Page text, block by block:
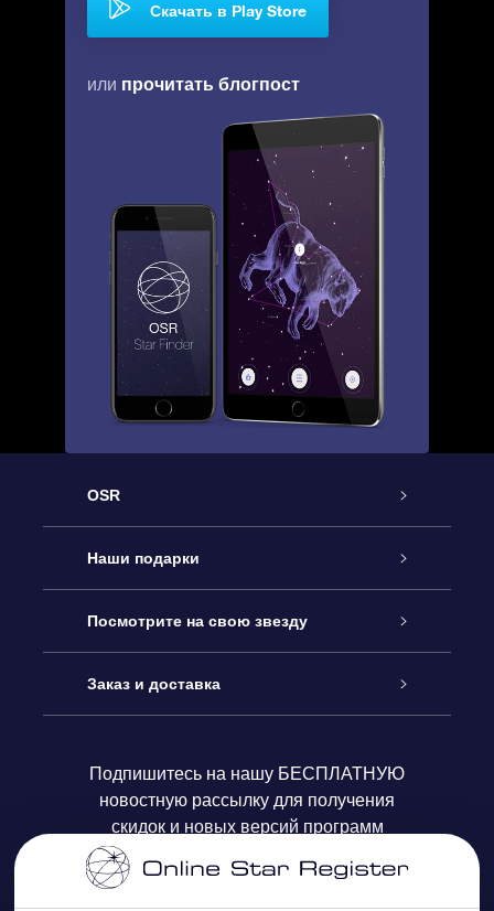
Скачать в Play Store
или прочитать блогпост
OSR
Обслуживание
Как с нами связаться
Блог
Отзывы
Наши подарки
Онлайн подарок Online Star Gift
Подарочный набор OSR
Подарочная карта OSR
Корпоративные подарки
Посмотрите на свою звезду
Звездный реестр
Персонализированная страница Star Page
One Million Stars
Заказ и доставка
Платежная информация
Информация по доставке
Подпишитесь на нашу БЕСПЛАТНУЮ
новостную рассылку для получения
скидок и новых версий программ